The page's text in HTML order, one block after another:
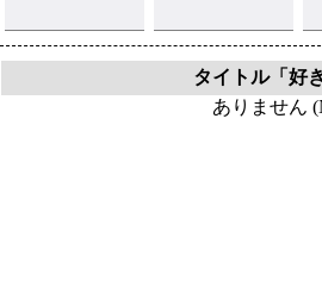
タイトル「好
ありません